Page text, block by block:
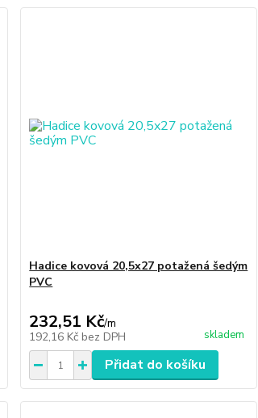
Hadice kovová 20,5x27 potažená šedým
PVC
232,51 Kč/m
192,16 Kč bez DPH skladem
Přidat do košíku